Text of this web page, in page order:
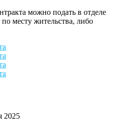
можно подать в отделе
месту жительства, либо
2025